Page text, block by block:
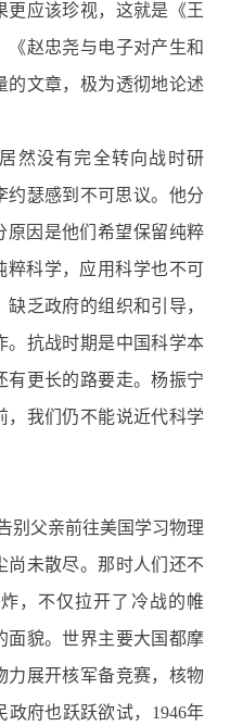
更应该珍视，这就是《王
《赵忠尧与电子对产生和
的文章，极为透彻地论述
然没有完全转向战时研
约瑟感到不可思议。他分
原因是他们希望保留纯粹
科学，应用科学也不可
乏政府的组织和引导，
。抗战时期是中国科学本
有更长的路要走。杨振宁
，我们仍不能说近代科学
别父亲前往美国学习物理
尚未散尽。那时人们还不
，不仅拉开了冷战的帷
面貌。世界主要大国都摩
力展开核军备竞赛，核物
府也跃跃欲试，1946年